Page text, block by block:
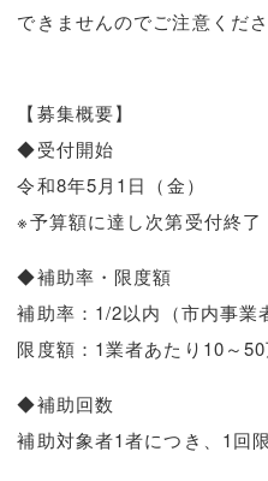
できませんのでご注意くださ
【募集概要】
◆受付開始
令和8年5月1日（金）
※予算額に達し次第受付終了
◆補助率・限度額
補助率：1/2以内（市内事業
限度額：1業者あたり10～
◆補助回数
補助対象者1者につき、1回